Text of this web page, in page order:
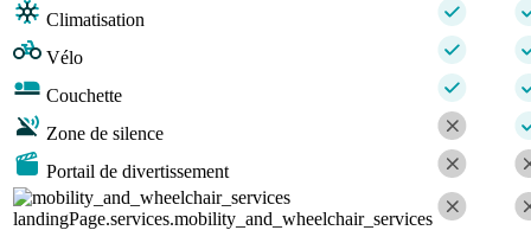
Climatisation
Vélo
Couchette
Zone de silence
Portail de divertissement
landingPage.services.mobility_and_wheelchair_services